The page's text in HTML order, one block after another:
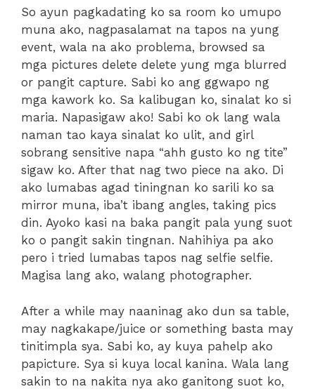
So ayun pagkadating ko sa room ko umupo
muna ako, nagpasalamat na tapos na yung
event, wala na ako problema, browsed sa
mga pictures delete delete yung mga blurred
or pangit capture. Sabi ko ang ggwapo ng
mga kawork ko. Sa kalibugan ko, sinalat ko si
maria. Napasigaw ako! Sabi ko ok lang wala
naman tao kaya sinalat ko ulit, and girl
sobrang sensitive napa “ahh gusto ko ng tite”
sigaw ko. After that nag two piece na ako. Di
ako lumabas agad tiningnan ko sarili ko sa
mirror muna, iba’t ibang angles, taking pics
din. Ayoko kasi na baka pangit pala yung suot
ko o pangit sakin tingnan. Nahihiya pa ako
pero i tried lumabas tapos nag selfie selfie.
Magisa lang ako, walang photographer.
After a while may naaninag ako dun sa table,
may nagkakape/juice or something basta may
tinitimpla sya. Sabi ko, ay kuya pahelp ako
papicture. Sya si kuya local kanina. Wala lang
sakin to na nakita nya ako ganitong suot ko,